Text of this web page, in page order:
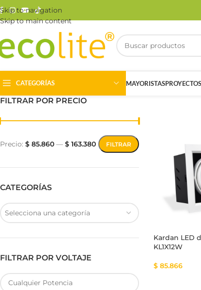
Skip to navigation
Skip to main content
CATEGORÍAS
Riel Magnético Track
Fuente de Poder SMART
MAYORISTASPROYECTOS
FILTRAR POR PRECIO
FILTRAR
Precio: $ 85.860 — $ 163.380
CATEGORÍAS
Selecciona una categoría
FILTRAR POR VOLTAJE
Kardan LED
KL1X12W
$ 85.866